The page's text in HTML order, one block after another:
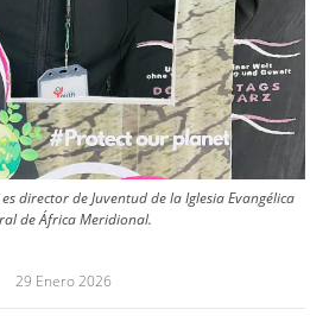
director de Juventud de la Iglesia Evangélica
de África Meridional.
29 Enero 2026